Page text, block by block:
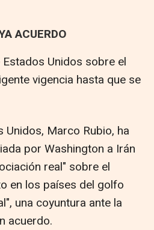
ACUERDO
Unidos sobre el
vigencia hasta que se
Marco Rubio, ha
por Washington a Irán
real" sobre el
en los países del golfo
una coyuntura ante la
acuerdo.